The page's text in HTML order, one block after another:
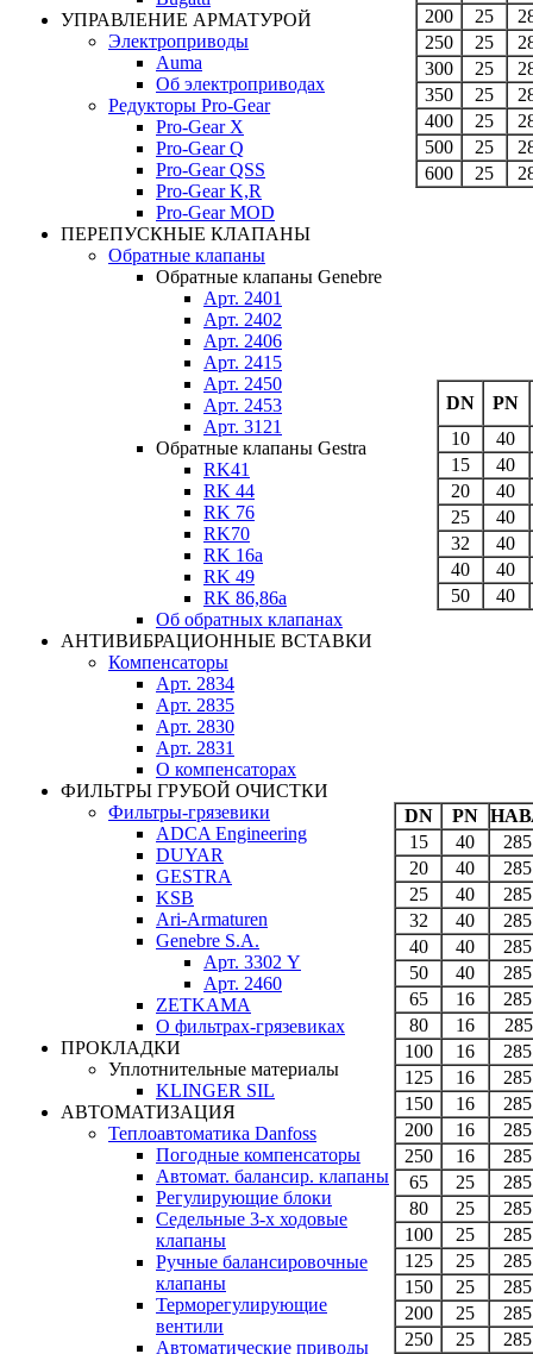
УПРАВЛЕНИЕ АРМАТУРОЙ
Электроприводы
Auma
Об электроприводах
Редукторы Pro-Gear
Pro-Gear X
Pro-Gear Q
Pro-Gear QSS
Pro-Gear K,R
Pro-Gear MOD
ПЕРЕПУСКНЫЕ КЛАПАНЫ
Обратные клапаны
Обратные клапаны Genebre
Арт. 2401
Арт. 2402
Арт. 2406
Арт. 2415
Арт. 2450
Арт. 2453
Арт. 3121
Обратные клапаны Gestra
RK41
RK 44
RK 76
RK70
RK 16a
RK 49
RK 86,86a
Об обратных клапанах
АНТИВИБРАЦИОННЫЕ ВСТАВКИ
Компенсаторы
Арт. 2834
Арт. 2835
Арт. 2830
Арт. 2831
О компенсаторах
ФИЛЬТРЫ ГРУБОЙ ОЧИСТКИ
Фильтры-грязевики
ADCA Engineering
DUYAR
GESTRA
KSB
Ari-Armaturen
Genebre S.A.
Арт. 3302 Y
Арт. 2460
ZETKAMA
О фильтрах-грязевиках
ПРОКЛАДКИ
Уплотнительные материалы
KLINGER SIL
АВТОМАТИЗАЦИЯ
Теплоавтоматика Danfoss
Погодные компенсаторы
Автомат. балансир. клапаны
Регулирующие блоки
Седельные 3-х ходовые
клапаны
Ручные балансировочные
клапаны
Терморегулирующие
вентили
Автоматические приводы
200
25
250
25
300
25
350
25
400
25
500
25
600
25
DN
PN
10
40
15
40
20
40
25
40
32
40
40
40
50
40
DN PN
15
40
20
40
25
40
32
40
40
40
50
40
65
16
80
16
100
16
125
16
150
16
200
16
250
16
65
25
80
25
100
25
125
25
150
25
200
25
250
25